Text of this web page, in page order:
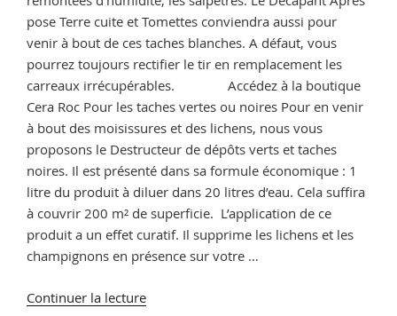
pose Terre cuite et Tomettes conviendra aussi pour
venir à bout de ces taches blanches. A défaut, vous
pourrez toujours rectifier le tir en remplacement les
carreaux irrécupérables. Accédez à la boutique
Cera Roc Pour les taches vertes ou noires Pour en venir
à bout des moisissures et des lichens, nous vous
proposons le Destructeur de dépôts verts et taches
noires. Il est présenté dans sa formule économique : 1
litre du produit à diluer dans 20 litres d’eau. Cela suffira
à couvrir 200 m² de superficie. L’application de ce
produit a un effet curatif. Il supprime les lichens et les
champignons en présence sur votre …
Continuer la lecturede